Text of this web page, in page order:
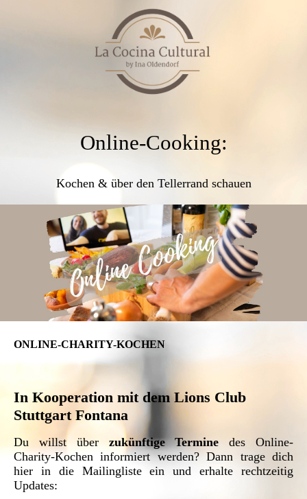
Online-Cooking:
Kochen & über den Tellerrand schauen
ONLINE-CHARITY-KOCHEN
In Kooperation mit dem Lions Club
Stuttgart Fontana
Du willst über zukünftige Termine des Online-
Charity-Kochen informiert werden? Dann trage dich
hier in die Mailingliste ein und erhalte rechtzeitig
Updates: